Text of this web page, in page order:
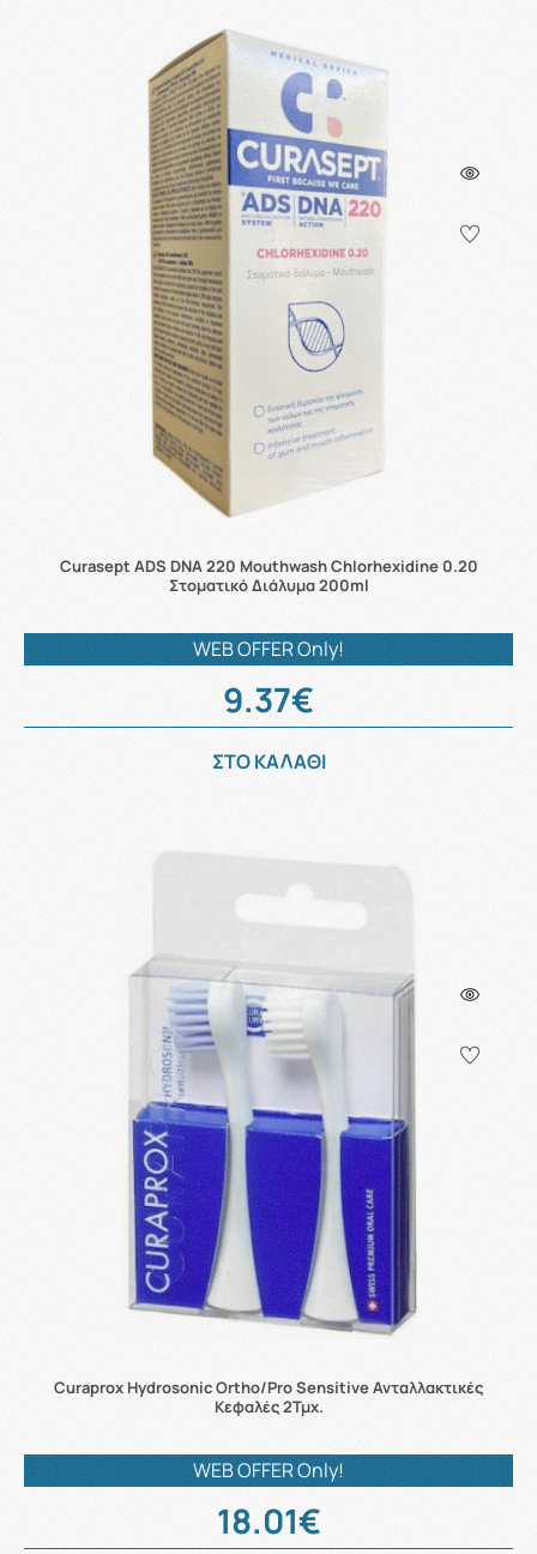
Curasept ADS DNA 220 Mouthwash Chlorhexidine 0.20
Στοματικό Διάλυμα 200ml
WEB OFFER Only!
9.37€
ΣΤΟ ΚΑΛΑΘΙ
Curaprox Hydrosonic Ortho/Pro Sensitive Ανταλλακτικές
Κεφαλές 2Τμχ.
WEB OFFER Only!
18.01€